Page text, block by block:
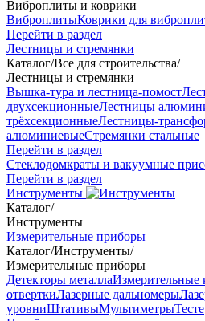
Виброплиты и коврики
ВиброплитыКоврики для
Перейти в раздел
Лестницы и стремянки
Каталог/Все для строительства/
Лестницы и стремянки
Вышка-тура и лестница-помост
двухсекционныеЛестницы
трёхсекционныеЛестницы-
алюминиевыеСтремянки стальные
Перейти в раздел
Стеклодомкраты и вакуумные
Перейти в раздел
Инструменты
Каталог/
Инструменты
Измерительные приборы
Каталог/Инструменты/
Измерительные приборы
Детекторы металлаИзмерительные
отверткиЛазерные дальномеры
уровниШтативыМультиметры